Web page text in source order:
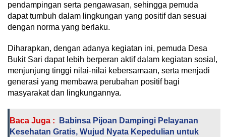
pendampingan serta pengawasan, sehingga pemuda
dapat tumbuh dalam lingkungan yang positif dan sesuai
dengan norma yang berlaku.
Diharapkan, dengan adanya kegiatan ini, pemuda Desa
Bukit Sari dapat lebih berperan aktif dalam kegiatan sosial,
menjunjung tinggi nilai-nilai kebersamaan, serta menjadi
generasi yang membawa perubahan positif bagi
masyarakat dan lingkungannya.
Baca Juga :
Babinsa Pijoan Dampingi Pelayanan
Kesehatan Gratis, Wujud Nyata Kepedulian untuk